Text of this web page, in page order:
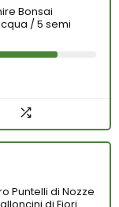
Bonsai
/ 5 semi
Puntelli di Nozze